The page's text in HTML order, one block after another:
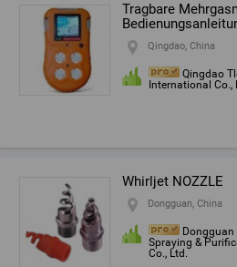
Tragbare
Qingdao, China
Qingdao
International Co.,
Whirljet NOZZLE
Dongguan, China
Spraying &
Co., Ltd.